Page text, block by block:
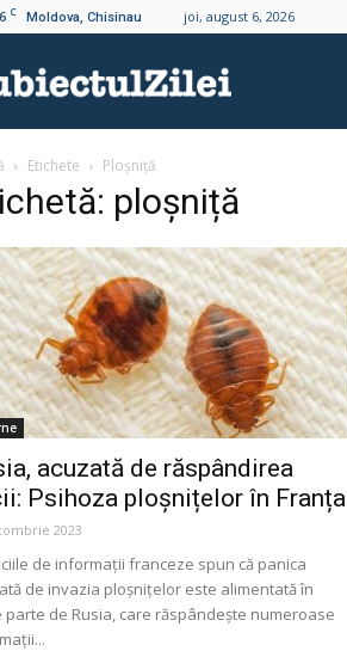
C Moldova, Chisinau joi, august 6, 2026
Etichete Ploșniță
ploșniță
acuzată de răspândirea
Psihoza ploșnițelor în Franța
2023
de informații franceze spun că panica
de invazia ploșnițelor este alimentată în
parte de Rusia, care răspândeşte numeroase